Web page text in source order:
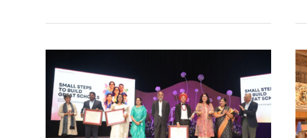
CIO
&
Bike
dabei